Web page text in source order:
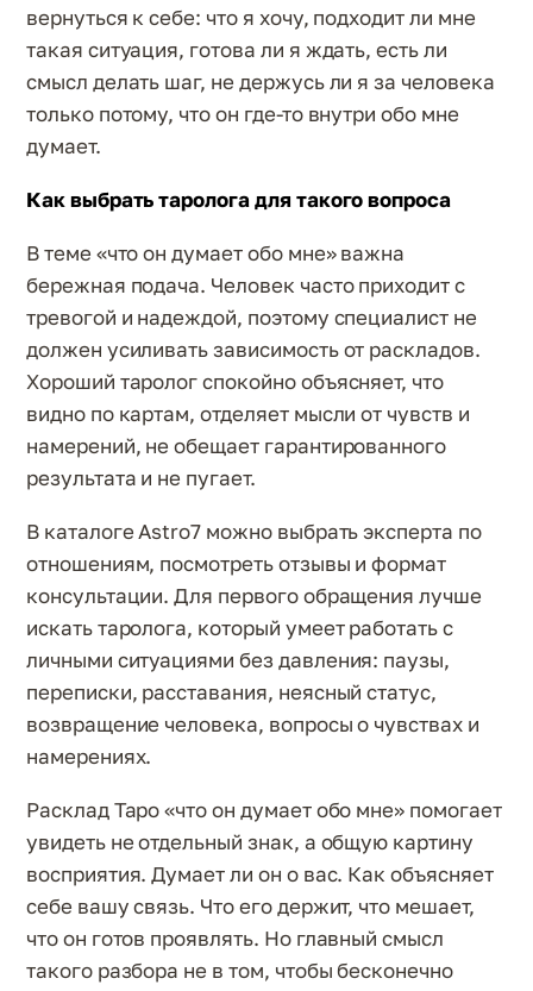
вернуться к себе: что я хочу, подходит ли мне
такая ситуация, готова ли я ждать, есть ли
смысл делать шаг, не держусь ли я за человека
только потому, что он где-то внутри обо мне
думает.
Как выбрать таролога для такого вопроса
В теме «что он думает обо мне» важна
бережная подача. Человек часто приходит с
тревогой и надеждой, поэтому специалист не
должен усиливать зависимость от раскладов.
Хороший таролог спокойно объясняет, что
видно по картам, отделяет мысли от чувств и
намерений, не обещает гарантированного
результата и не пугает.
В каталоге Astro7 можно выбрать эксперта по
отношениям, посмотреть отзывы и формат
консультации. Для первого обращения лучше
искать таролога, который умеет работать с
личными ситуациями без давления: паузы,
переписки, расставания, неясный статус,
возвращение человека, вопросы о чувствах и
намерениях.
Расклад Таро «что он думает обо мне» помогает
увидеть не отдельный знак, а общую картину
восприятия. Думает ли он о вас. Как объясняет
себе вашу связь. Что его держит, что мешает,
что он готов проявлять. Но главный смысл
такого разбора не в том, чтобы бесконечно